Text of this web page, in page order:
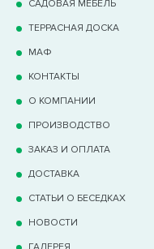
САДОВАЯ МЕБЕЛЬ
ТЕРРАCНАЯ ДОСКА
МАФ
КОНТАКТЫ
О КОМПАНИИ
ПРОИЗВОДСТВО
ЗАКАЗ И ОПЛАТА
ДОСТАВКА
СТАТЬИ О БЕСЕДКАХ
НОВОСТИ
ГАЛЕРЕЯ